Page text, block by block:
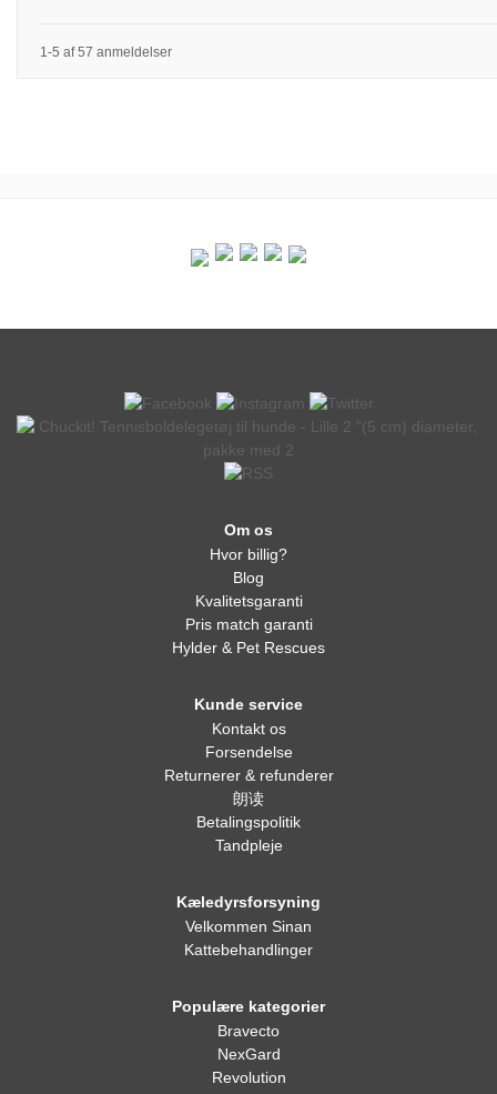
1-5 af 57 anmeldelser
Om os
Hvor billig?
Blog
Kvalitetsgaranti
Pris match garanti
Hylder & Pet Rescues
Kunde service
Kontakt os
Forsendelse
Returnerer & refunderer
朗读
Betalingspolitik
Tandpleje
Kæledyrsforsyning
Velkommen Sinan
Kattebehandlinger
Populære kategorier
Bravecto
NexGard
Revolution